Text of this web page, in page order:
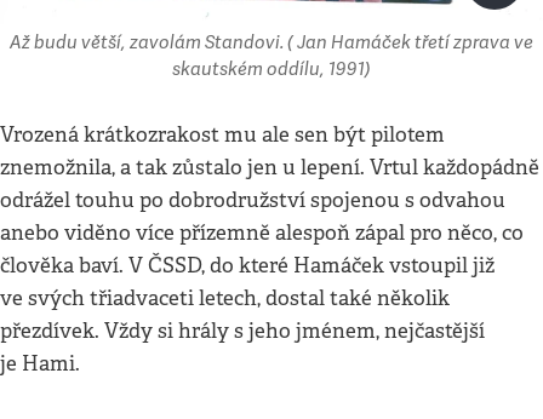
Až budu větší, zavolám Standovi. ( Jan Hamáček třetí zprava ve
skautském oddílu, 1991)
Vrozená krátkozrakost mu ale sen být pilotem
znemožnila, a tak zůstalo jen u lepení. Vrtul každopádně
odrážel touhu po dobrodružství spojenou s odvahou
anebo viděno více přízemně alespoň zápal pro něco, co
člověka baví. V ČSSD, do které Hamáček vstoupil již
ve svých třiadvaceti letech, dostal také několik
přezdívek. Vždy si hrály s jeho jménem, nejčastější
je Hami.